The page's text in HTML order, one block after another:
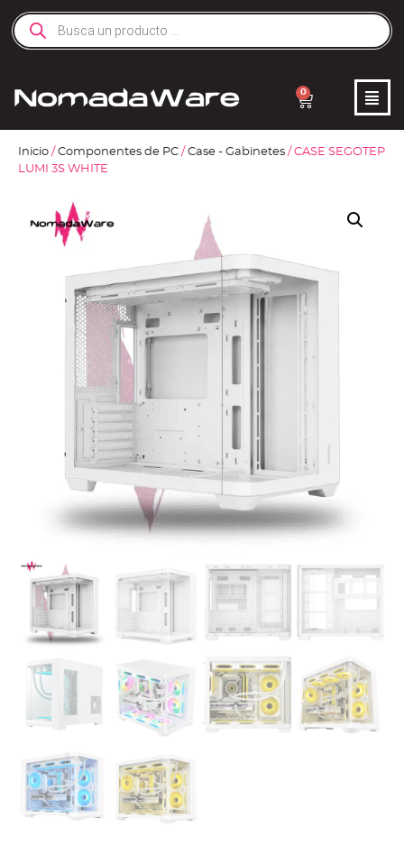
0
Inicio / Componentes de PC / Case - Gabinetes / CASE SEGOTEP
LUMI 3S WHITE